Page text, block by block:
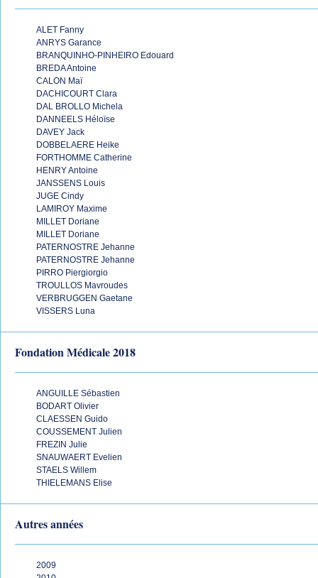
ALET Fanny
ANRYS Garance
BRANQUINHO-PINHEIRO Edouard
BREDA Antoine
CALON Maï
DACHICOURT Clara
DAL BROLLO Michela
DANNEELS Héloïse
DAVEY Jack
DOBBELAERE Heike
FORTHOMME Catherine
HENRY Antoine
JANSSENS Louis
JUGE Cindy
LAMIROY Maxime
MILLET Doriane
MILLET Doriane
PATERNOSTRE Jehanne
PATERNOSTRE Jehanne
PIRRO Piergiorgio
TROULLOS Mavroudes
VERBRUGGEN Gaetane
VISSERS Luna
Fondation Médicale 2018
ANGUILLE Sébastien
BODART Olivier
CLAESSEN Guido
COUSSEMENT Julien
FREZIN Julie
SNAUWAERT Evelien
STAELS Willem
THIELEMANS Elise
Autres années
2009